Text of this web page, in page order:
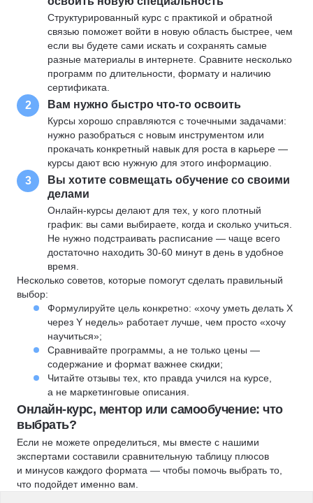
Структурированный курс с практикой и обратной
связью поможет войти в новую область быстрее, чем
если вы будете сами искать и сохранять самые
разные материалы в интернете. Сравните несколько
программ по длительности, формату и наличию
сертификата.
2 Вам нужно быстро что-то освоить
Курсы хорошо справляются с точечными задачами:
нужно разобраться с новым инструментом или
прокачать конкретный навык для роста в карьере —
курсы дают всю нужную для этого информацию.
3
Вы хотите совмещать обучение со своими
делами
Онлайн-курсы делают для тех, у кого плотный
график: вы сами выбираете, когда и сколько учиться.
Не нужно подстраивать расписание — чаще всего
достаточно находить 30-60 минут в день в удобное
время.
Несколько советов, которые помогут сделать правильный
выбор:
Формулируйте цель конкретно: «хочу уметь делать X
через Y недель» работает лучше, чем просто «хочу
научиться»;
Сравнивайте программы, а не только цены —
содержание и формат важнее скидки;
Читайте отзывы тех, кто правда учился на курсе,
а не маркетинговые описания.
Онлайн-курс, ментор или самообучение: что
выбрать?
Если не можете определиться, мы вместе с нашими
экспертами составили сравнительную таблицу плюсов
и минусов каждого формата — чтобы помочь выбрать то,
что подойдет именно вам.